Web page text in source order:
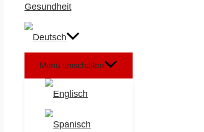
Gesundheit
Menü umschalten